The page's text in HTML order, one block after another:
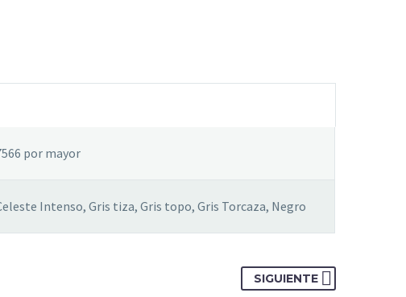
por mayor
Intenso, Gris tiza, Gris topo, Gris Torcaza, Negro
SIGUIENTE